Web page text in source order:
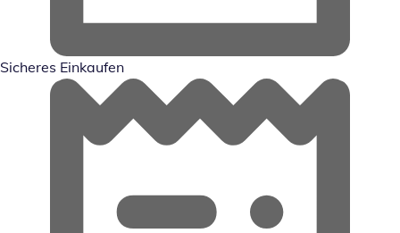
Sicheres Einkaufen